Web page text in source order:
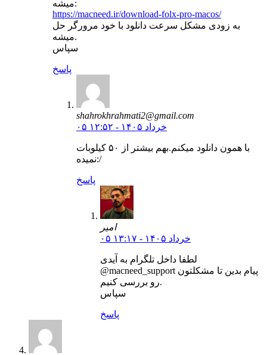
میشه:
https://macneed.ir/download-folx-pro-macos/
به زودی مشکل سرعت دانلود با خود مرورگر حل
میشه.
سپاس
پاسخ
shahrokhrahmati2@gmail.com
۰۵ خرداد ۱۴۰۵ - ۱۲:۵۲
با همون دانلود میکنم.بهم بیشتر از ۵۰ کیلوبات
نمیده:/
پاسخ
امیر
۰۵ خرداد ۱۴۰۵ - ۱۳:۱۷
لطفا داخل تلگرام به آیدی
@macneed_support پیام بدین تا مشکلتون
رو بررسی کنیم.
سپاس
پاسخ